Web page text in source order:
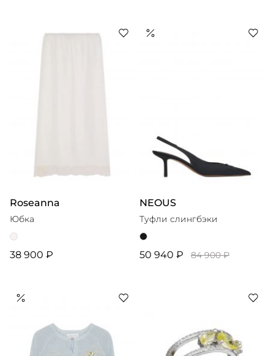
Roseanna
Юбка
38 900 ₽
NEOUS
Туфли слингбэки
50 940 ₽ 84 900 ₽